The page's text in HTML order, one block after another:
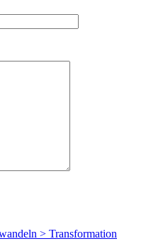
> Transformation